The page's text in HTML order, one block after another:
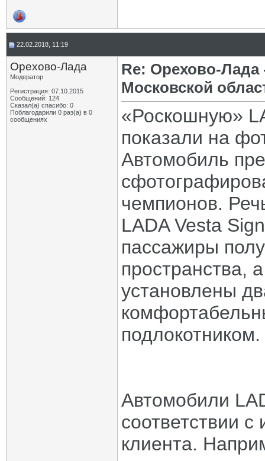
22.02.2018, 11:19
Орехово-Лада
Модератор
Регистрация: 07.10.2015
Сообщений: 124
Сказал(а) спасибо: 0
Поблагодарили 0 раз(а) в 0
сообщениях
Re: Орехово-
Московской
«Роскошную»
показали на
Автомобиль
чемпионов.
LADA Vesta
пассажиры
пространства,
установлены
подлокотником.
Автомобили
соответствии
клиента.